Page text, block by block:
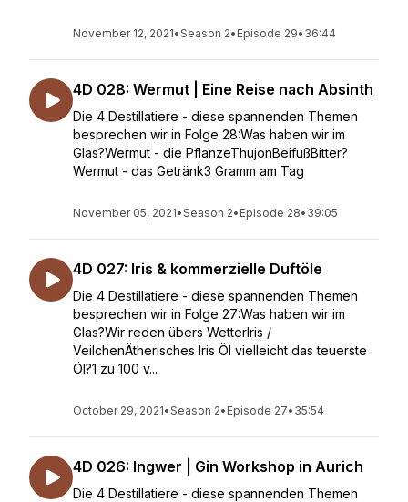
November 12, 2021•Season 2• Episode 29• 36:44
4D 028: Wermut | Eine Reise nach Absinth
Die 4 Destillatiere - diese spannenden Themen
besprechen wir in Folge 28:Was haben wir im
Glas?Wermut - die PflanzeThujonBeifußBitter?
Wermut - das Getränk3 Gramm am Tag
November 05, 2021•Season 2• Episode 28• 39:05
4D 027: Iris & kommerzielle Duftöle
Die 4 Destillatiere - diese spannenden Themen
besprechen wir in Folge 27:Was haben wir im
Glas?Wir reden übers WetterIris /
VeilchenÄtherisches Iris Öl vielleicht das teuerste
Öl?1 zu 100 v...
October 29, 2021•Season 2• Episode 27• 35:54
4D 026: Ingwer | Gin Workshop in Aurich
Die 4 Destillatiere - diese spannenden Themen